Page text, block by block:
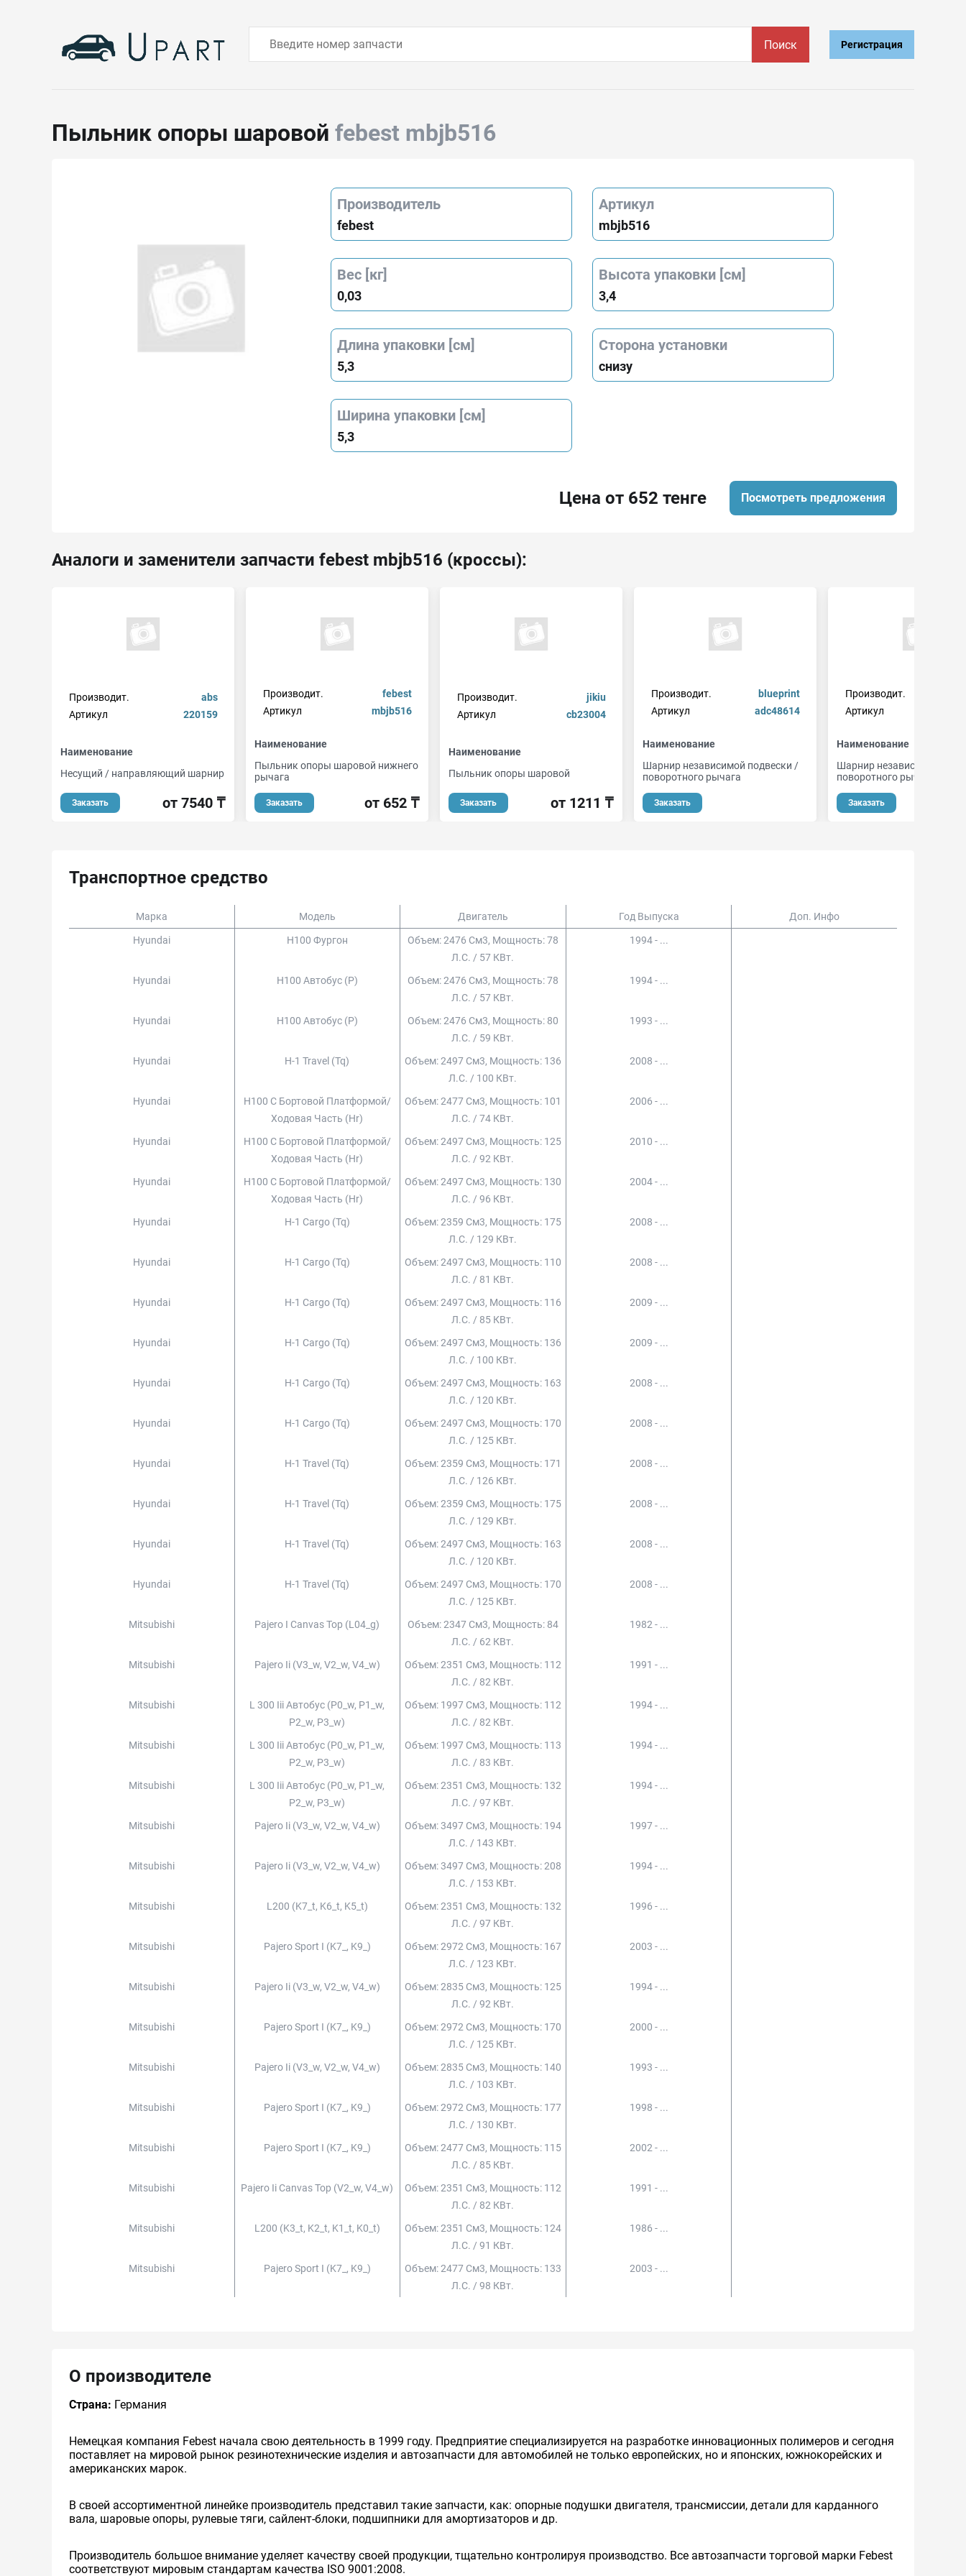
Поиск Регистрация
Пыльник опоры шаровой febest mbjb516
Производитель
febest
Артикул
mbjb516
Вес [кг]
0,03
Высота упаковки [см]
3,4
Длина упаковки [см]
5,3
Сторона установки
снизу
Ширина упаковки [см]
5,3
Цена от 652 тенге Посмотреть предложения
Аналоги и заменители запчасти febest mbjb516 (кроссы):
Производит.
abs
Артикул
220159
Наименование
Несущий / направляющий шарнир
Заказать от 7540 ₸
Производит.
febest
Артикул
mbjb516
Наименование
Пыльник опоры шаровой нижнего
рычага
Заказать от 652 ₸
Производит.
jikiu
Артикул
cb23004
Наименование
Пыльник опоры шаровой
Заказать от 1211 ₸
Производит.
blueprint
Артикул
adc48614
Наименование
Шарнир независимой подвески /
поворотного рычага
Заказать
Производит.
Артикул
Наименование
Шарнир независимой
поворотного рычага
Заказать
Транспортное средство
Марка Модель Двигатель Год Выпуска Доп. Инфо
Hyundai H100 Фургон
Объем: 2476 См3, Мощность: 78
Л.с. / 57 КВт.
1994 - ...
Hyundai H100 Автобус (p)
Объем: 2476 См3, Мощность: 78
Л.с. / 57 КВт.
1994 - ...
Hyundai H100 Автобус (p)
Объем: 2476 См3, Мощность: 80
Л.с. / 59 КВт.
1993 - ...
Hyundai H-1 Travel (tq)
Объем: 2497 См3, Мощность: 136
Л.с. / 100 КВт.
2008 - ...
Hyundai
H100 C Бортовой Платформой/
Ходовая Часть (hr)
Объем: 2477 См3, Мощность: 101
Л.с. / 74 КВт.
2006 - ...
Hyundai
H100 C Бортовой Платформой/
Ходовая Часть (hr)
Объем: 2497 См3, Мощность: 125
Л.с. / 92 КВт.
2010 - ...
Hyundai
H100 C Бортовой Платформой/
Ходовая Часть (hr)
Объем: 2497 См3, Мощность: 130
Л.с. / 96 КВт.
2004 - ...
Hyundai H-1 Cargo (tq)
Объем: 2359 См3, Мощность: 175
Л.с. / 129 КВт.
2008 - ...
Hyundai H-1 Cargo (tq)
Объем: 2497 См3, Мощность: 110
Л.с. / 81 КВт.
2008 - ...
Hyundai H-1 Cargo (tq)
Объем: 2497 См3, Мощность: 116
Л.с. / 85 КВт.
2009 - ...
Hyundai H-1 Cargo (tq)
Объем: 2497 См3, Мощность: 136
Л.с. / 100 КВт.
2009 - ...
Hyundai H-1 Cargo (tq)
Объем: 2497 См3, Мощность: 163
Л.с. / 120 КВт.
2008 - ...
Hyundai H-1 Cargo (tq)
Объем: 2497 См3, Мощность: 170
Л.с. / 125 КВт.
2008 - ...
Hyundai H-1 Travel (tq)
Объем: 2359 См3, Мощность: 171
Л.с. / 126 КВт.
2008 - ...
Hyundai H-1 Travel (tq)
Объем: 2359 См3, Мощность: 175
Л.с. / 129 КВт.
2008 - ...
Hyundai H-1 Travel (tq)
Объем: 2497 См3, Мощность: 163
Л.с. / 120 КВт.
2008 - ...
Hyundai H-1 Travel (tq)
Объем: 2497 См3, Мощность: 170
Л.с. / 125 КВт.
2008 - ...
Mitsubishi Pajero I Canvas Top (l04_g)
Объем: 2347 См3, Мощность: 84
Л.с. / 62 КВт.
1982 - ...
Mitsubishi Pajero Ii (v3_w, V2_w, V4_w)
Объем: 2351 См3, Мощность: 112
Л.с. / 82 КВт.
1991 - ...
Mitsubishi
L 300 Iii Автобус (p0_w, P1_w,
P2_w, P3_w)
Объем: 1997 См3, Мощность: 112
Л.с. / 82 КВт.
1994 - ...
Mitsubishi
L 300 Iii Автобус (p0_w, P1_w,
P2_w, P3_w)
Объем: 1997 См3, Мощность: 113
Л.с. / 83 КВт.
1994 - ...
Mitsubishi
L 300 Iii Автобус (p0_w, P1_w,
P2_w, P3_w)
Объем: 2351 См3, Мощность: 132
Л.с. / 97 КВт.
1994 - ...
Mitsubishi Pajero Ii (v3_w, V2_w, V4_w)
Объем: 3497 См3, Мощность: 194
Л.с. / 143 КВт.
1997 - ...
Mitsubishi Pajero Ii (v3_w, V2_w, V4_w)
Объем: 3497 См3, Мощность: 208
Л.с. / 153 КВт.
1994 - ...
Mitsubishi L200 (k7_t, K6_t, K5_t)
Объем: 2351 См3, Мощность: 132
Л.с. / 97 КВт.
1996 - ...
Mitsubishi Pajero Sport I (k7_, K9_)
Объем: 2972 См3, Мощность: 167
Л.с. / 123 КВт.
2003 - ...
Mitsubishi Pajero Ii (v3_w, V2_w, V4_w)
Объем: 2835 См3, Мощность: 125
Л.с. / 92 КВт.
1994 - ...
Mitsubishi Pajero Sport I (k7_, K9_)
Объем: 2972 См3, Мощность: 170
Л.с. / 125 КВт.
2000 - ...
Mitsubishi Pajero Ii (v3_w, V2_w, V4_w)
Объем: 2835 См3, Мощность: 140
Л.с. / 103 КВт.
1993 - ...
Mitsubishi Pajero Sport I (k7_, K9_)
Объем: 2972 См3, Мощность: 177
Л.с. / 130 КВт.
1998 - ...
Mitsubishi Pajero Sport I (k7_, K9_)
Объем: 2477 См3, Мощность: 115
Л.с. / 85 КВт.
2002 - ...
Mitsubishi Pajero Ii Canvas Top (v2_w, V4_w)
Объем: 2351 См3, Мощность: 112
Л.с. / 82 КВт.
1991 - ...
Mitsubishi L200 (k3_t, K2_t, K1_t, K0_t)
Объем: 2351 См3, Мощность: 124
Л.с. / 91 КВт.
1986 - ...
Mitsubishi Pajero Sport I (k7_, K9_)
Объем: 2477 См3, Мощность: 133
Л.с. / 98 КВт.
2003 - ...
О производителе
Страна: Германия
Немецкая компания Febest начала свою деятельность в 1999 году. Предприятие специализируется на разработке инновационных полимеров и сегодня
поставляет на мировой рынок резинотехнические изделия и автозапчасти для автомобилей не только европейских, но и японских, южнокорейских и
американских марок.
В своей ассортиментной линейке производитель представил такие запчасти, как: опорные подушки двигателя, трансмиссии, детали для карданного
вала, шаровые опоры, рулевые тяги, сайлент-блоки, подшипники для амортизаторов и др.
Производитель большое внимание уделяет качеству своей продукции, тщательно контролируя производство. Все автозапчасти торговой марки Febest
соответствуют мировым стандартам качества ISO 9001:2008.